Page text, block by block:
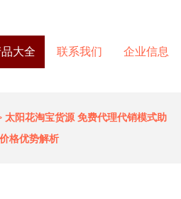
大全 联系我们 企业信息
太阳花淘宝货源 免费代理代销模式助
格优势解析